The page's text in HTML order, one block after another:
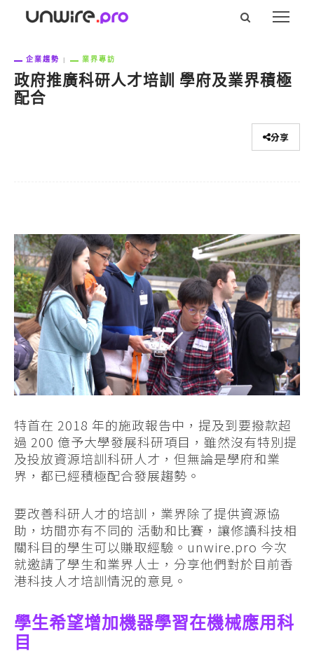
企業趨勢 業界專訪
政府推廣科研人才培訓 學府及業界積極
配合
分享
特首在 2018 年的施政報告中，提及到要撥款超
過 200 億予大學發展科研項目，雖然沒有特別提
及投放資源培訓科研人才，但無論是學府和業
界，都已經積極配合發展趨勢。
要改善科研人才的培訓，業界除了提供資源協
助，坊間亦有不同的 活動和比賽，讓修讀科技相
關科目的學生可以賺取經驗。unwire.pro 今次
就邀請了學生和業界人士，分享他們對於目前香
港科技人才培訓情況的意見。
學生希望增加機器學習在機械應用科
目